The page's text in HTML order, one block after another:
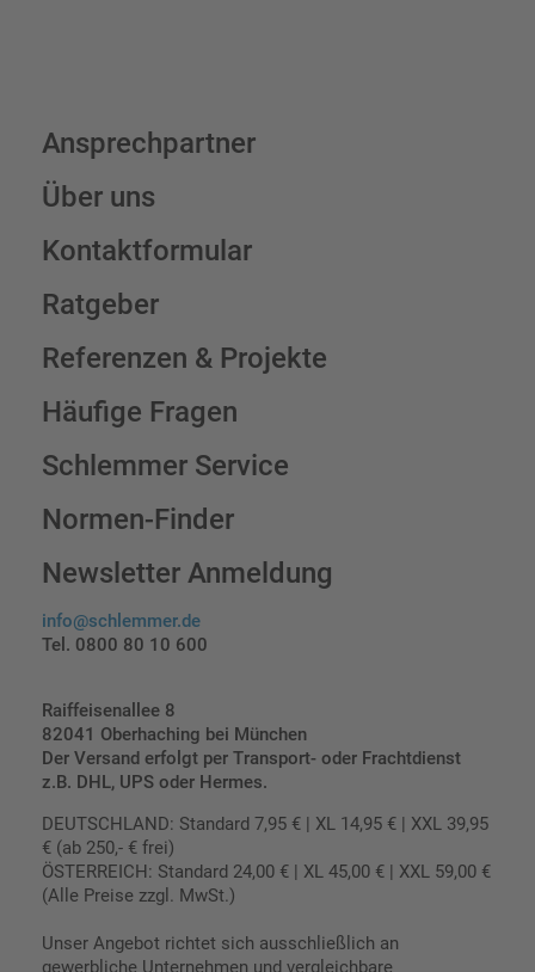
Ansprechpartner
Über uns
Kontaktformular
Ratgeber
Referenzen & Projekte
Häufige Fragen
Schlemmer Service
Normen-Finder
Newsletter Anmeldung
info@schlemmer.de
Tel. 0800 80 10 600
Raiffeisenallee 8
82041 Oberhaching bei München
Der Versand erfolgt per Transport- oder Frachtdienst
z.B. DHL, UPS oder Hermes.
DEUTSCHLAND: Standard 7,95 € | XL 14,95 € | XXL 39,95
€ (ab 250,- € frei)
ÖSTERREICH: Standard 24,00 € | XL 45,00 € | XXL 59,00 €
(Alle Preise zzgl. MwSt.)
Unser Angebot richtet sich ausschließlich an
gewerbliche Unternehmen und vergleichbare